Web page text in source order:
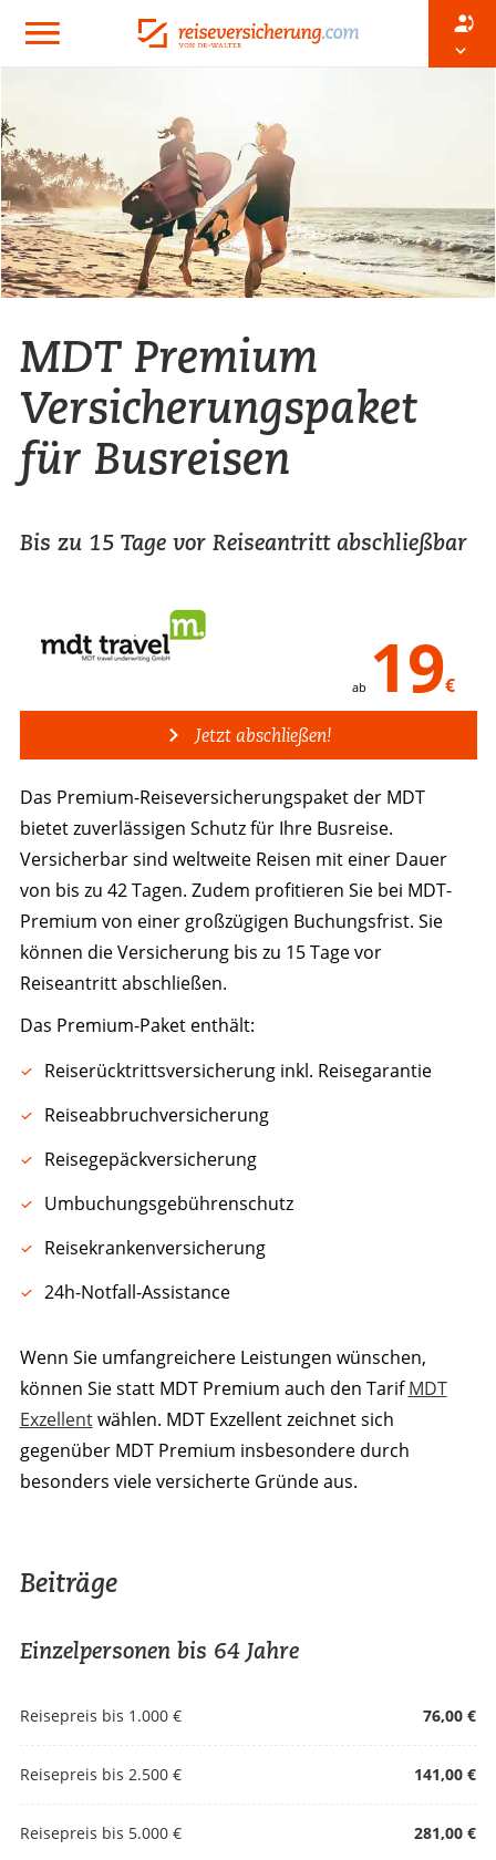
MDT Premium
Versicherungspaket
für Busreisen
Bis zu 15 Tage vor Reiseantritt abschließbar
ab 19€
Jetzt abschließen!
Das Premium-Reiseversicherungspaket der MDT
bietet zuverlässigen Schutz für Ihre Busreise.
Versicherbar sind weltweite Reisen mit einer Dauer
von bis zu 42 Tagen. Zudem profitieren Sie bei MDT-
Premium von einer großzügigen Buchungsfrist. Sie
können die Versicherung bis zu 15 Tage vor
Reiseantritt abschließen.
Das Premium-Paket enthält:
Reiserücktrittsversicherung inkl. Reisegarantie
Reiseabbruchversicherung
Reisegepäckversicherung
Umbuchungsgebührenschutz
Reisekrankenversicherung
24h-Notfall-Assistance
Wenn Sie umfangreichere Leistungen wünschen,
können Sie statt MDT Premium auch den TarifMDT
Exzellentwählen. MDT Exzellent zeichnet sich
gegenüber MDT Premium insbesondere durch
besonders viele versicherte Gründe aus.
Beiträge
Einzelpersonen bis 64 Jahre
Reisepreis bis 1.000 € 76,00 €
Reisepreis bis 2.500 € 141,00 €
Reisepreis bis 5.000 € 281,00 €